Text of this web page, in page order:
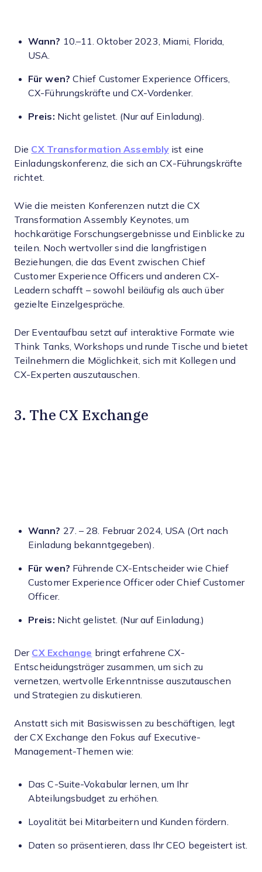
Wann? 10.–11. Oktober 2023, Miami, Florida,
USA.
Für wen? Chief Customer Experience Officers,
CX-Führungskräfte und CX-Vordenker.
Preis: Nicht gelistet. (Nur auf Einladung).
Die CX Transformation Assembly ist eine
Einladungskonferenz, die sich an CX-Führungskräfte
richtet.
Wie die meisten Konferenzen nutzt die CX
Transformation Assembly Keynotes, um
hochkarätige Forschungsergebnisse und Einblicke zu
teilen. Noch wertvoller sind die langfristigen
Beziehungen, die das Event zwischen Chief
Customer Experience Officers und anderen CX-
Leadern schafft – sowohl beiläufig als auch über
gezielte Einzelgespräche.
Der Eventaufbau setzt auf interaktive Formate wie
Think Tanks, Workshops und runde Tische und bietet
Teilnehmern die Möglichkeit, sich mit Kollegen und
CX-Experten auszutauschen.
3. The CX Exchange
Wann? 27. – 28. Februar 2024, USA (Ort nach
Einladung bekanntgegeben).
Für wen? Führende CX-Entscheider wie Chief
Customer Experience Officer oder Chief Customer
Officer.
Preis: Nicht gelistet. (Nur auf Einladung.)
Der CX Exchange bringt erfahrene CX-
Entscheidungsträger zusammen, um sich zu
vernetzen, wertvolle Erkenntnisse auszutauschen
und Strategien zu diskutieren.
Anstatt sich mit Basiswissen zu beschäftigen, legt
der CX Exchange den Fokus auf Executive-
Management-Themen wie:
Das C-Suite-Vokabular lernen, um Ihr
Abteilungsbudget zu erhöhen.
Loyalität bei Mitarbeitern und Kunden fördern.
Daten so präsentieren, dass Ihr CEO begeistert ist.